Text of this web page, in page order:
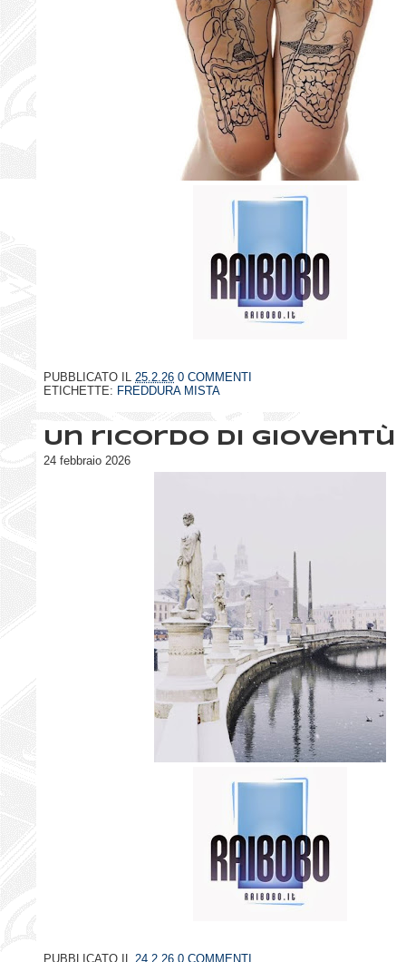
PUBBLICATO IL 25.2.26 0 COMMENTI
ETICHETTE: FREDDURA MISTA
Un ricordo di gioventù
24 febbraio 2026
PUBBLICATO IL 24.2.26 0 COMMENTI